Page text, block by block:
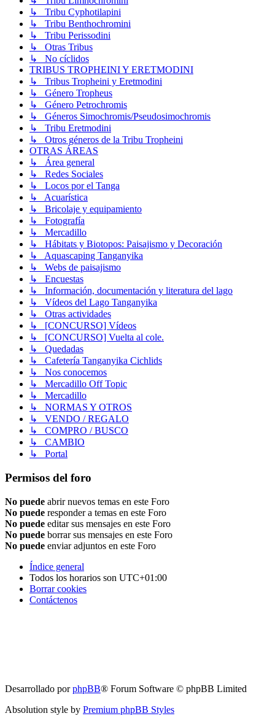
↳ Tribu Cyphotilapini
↳ Tribu Benthochromini
↳ Tribu Perissodini
↳ Otras Tribus
↳ No cíclidos
TRIBUS TROPHEINI Y ERETMODINI
↳ Tribus Tropheini y Eretmodini
↳ Género Tropheus
↳ Género Petrochromis
↳ Géneros Simochromis/Pseudosimochromis
↳ Tribu Eretmodini
↳ Otros géneros de la Tribu Tropheini
OTRAS ÁREAS
↳ Área general
↳ Redes Sociales
↳ Locos por el Tanga
↳ Acuarística
↳ Bricolaje y equipamiento
↳ Fotografía
↳ Mercadillo
↳ Hábitats y Biotopos: Paisajismo y Decoración
↳ Aquascaping Tanganyika
↳ Webs de paisajismo
↳ Encuestas
↳ Información, documentación y literatura del lago
↳ Vídeos del Lago Tanganyika
↳ Otras actividades
↳ [CONCURSO] Vídeos
↳ [CONCURSO] Vuelta al cole.
↳ Quedadas
↳ Cafetería Tanganyika Cichlids
↳ Nos conocemos
↳ Mercadillo Off Topic
↳ Mercadillo
↳ NORMAS Y OTROS
↳ VENDO / REGALO
↳ COMPRO / BUSCO
↳ CAMBIO
↳ Portal
Permisos del foro
No puede abrir nuevos temas en este Foro
No puede responder a temas en este Foro
No puede editar sus mensajes en este Foro
No puede borrar sus mensajes en este Foro
No puede enviar adjuntos en este Foro
Índice general
Todos los horarios son UTC+01:00
Borrar cookies
Contáctenos
Desarrollado porphpBB® Forum Software © phpBB Limited
Absolution style by Premium phpBB Styles